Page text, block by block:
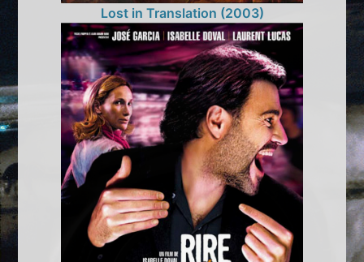
Lost in Translation (2003)